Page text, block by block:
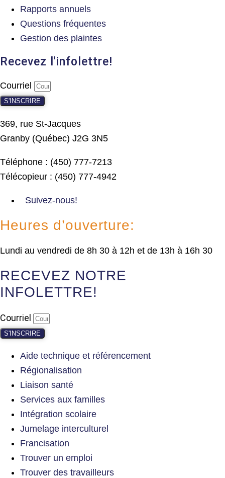
Rapports annuels
Questions fréquentes
Gestion des plaintes
Recevez l'infolettre!
Courriel
S'INSCRIRE
369, rue St-Jacques
Granby (Québec) J2G 3N5
Téléphone : (450) 777-7213
Télécopieur : (450) 777-4942
Suivez-nous!
Heures d’ouverture:
Lundi au vendredi de 8h 30 à 12h et de 13h à 16h 30
RECEVEZ NOTRE
INFOLETTRE!
Courriel
S'INSCRIRE
Aide technique et référencement
Régionalisation
Liaison santé
Services aux familles
Intégration scolaire
Jumelage interculturel
Francisation
Trouver un emploi
Trouver des travailleurs